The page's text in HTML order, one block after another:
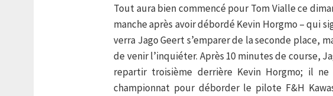
Tout aura bien commencé pour Tom Vialle ce
manche après avoir débordé Kevin Horgmo – qui
verra Jago Geert s’emparer de la seconde place,
de venir l’inquiéter. Après 10 minutes de course,
repartir troisième derrière Kevin Horgmo; il
championnat pour déborder le pilote F&H